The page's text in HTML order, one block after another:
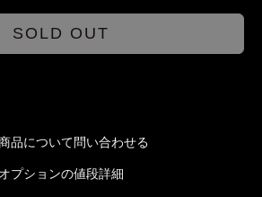
SOLD OUT
品について問い合わせる
オプションの値段詳細